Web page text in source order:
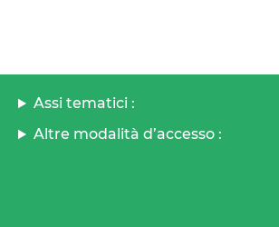
Assi tematici :
Altre modalità d’accesso :